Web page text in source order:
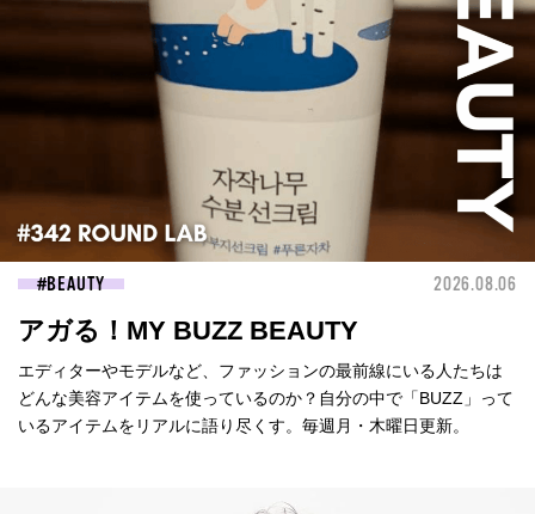
BEAUTY 2026.08.06
アガる！MY BUZZ BEAUTY
エディターやモデルなど、ファッションの最前線にいる人たちは
どんな美容アイテムを使っているのか？自分の中で「BUZZ」って
いるアイテムをリアルに語り尽くす。毎週月・木曜日更新。